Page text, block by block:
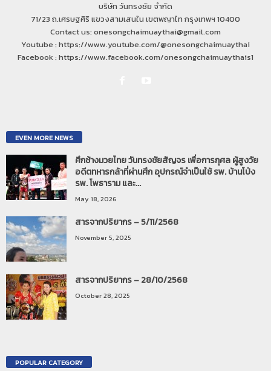
บริษัท วันทรงชัย จำกัด
71/23 ถ.เศรษฐศิริ แขวงสามเสนใน เขตพญาไท กรุงเทพฯ 10400
Contact us: onesongchaimuaythai@gmail.com
Youtube : https://www.youtube.com/@onesongchaimuaythai
Facebook : https://www.facebook.com/onesongchaimuaythais1
EVEN MORE NEWS
ศึกช้างมวยไทย วันทรงชัยสัญจร เพื่อการกุศล ผู้สูงวัย
อดีตทหารกล้าที่ผ่านศึก อุปกรณ์จำเป็นใช้ รพ. บ้านโป่ง
รพ. โพธาราม และ...
May 18, 2026
สารจากปริยากร – 5/11/2568
November 5, 2025
สารจากปริยากร – 28/10/2568
October 28, 2025
POPULAR CATEGORY